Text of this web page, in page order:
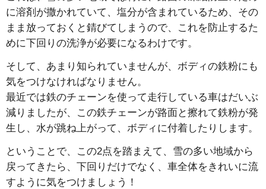
に溶剤が撒かれていて、塩分が含まれているため、その
まま放っておくと錆びてしまうので、これを防止するた
めに下回りの洗浄が必要になるわけです。
そして、あまり知られていませんが、ボディの鉄粉にも
気をつけなければなりません。
最近では鉄のチェーンを使って走行している車はだいぶ
減りましたが、この鉄チェーンが路面と擦れて鉄粉が発
生し、水が跳ね上がって、ボディに付着したりします。
ということで、この2点を踏まえて、雪の多い地域から
戻ってきたら、下回りだけでなく、車全体をきれいに流
すように気をつけましょう！